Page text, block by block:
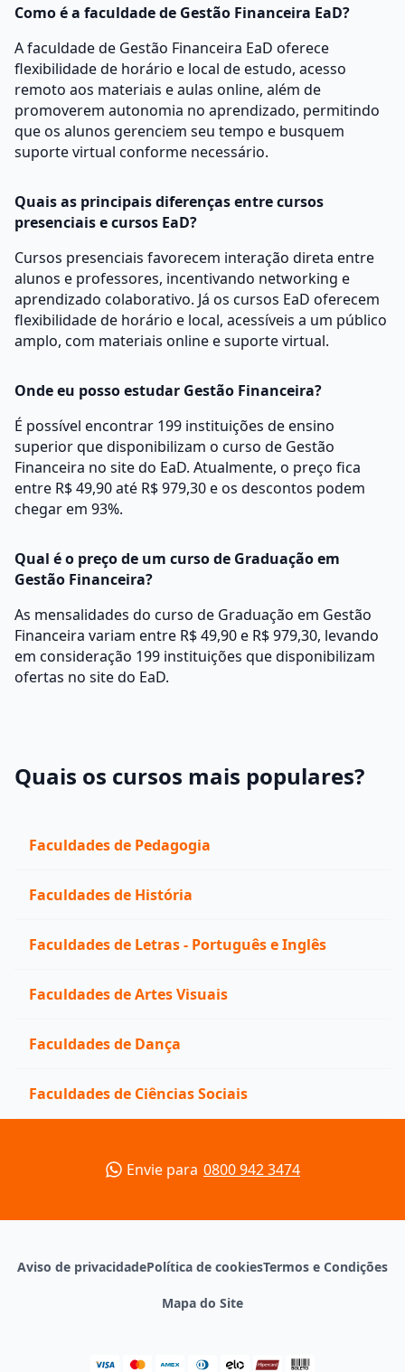
Como é a faculdade de Gestão Financeira EaD?
A faculdade de Gestão Financeira EaD oferece
flexibilidade de horário e local de estudo, acesso
remoto aos materiais e aulas online, além de
promoverem autonomia no aprendizado, permitindo
que os alunos gerenciem seu tempo e busquem
suporte virtual conforme necessário.
Quais as principais diferenças entre cursos
presenciais e cursos EaD?
Cursos presenciais favorecem interação direta entre
alunos e professores, incentivando networking e
aprendizado colaborativo. Já os cursos EaD oferecem
flexibilidade de horário e local, acessíveis a um público
amplo, com materiais online e suporte virtual.
Onde eu posso estudar Gestão Financeira?
É possível encontrar 199 instituições de ensino
superior que disponibilizam o curso de Gestão
Financeira no site do EaD. Atualmente, o preço fica
entre R$ 49,90 até R$ 979,30 e os descontos podem
chegar em 93%.
Qual é o preço de um curso de Graduação em
Gestão Financeira?
As mensalidades do curso de Graduação em Gestão
Financeira variam entre R$ 49,90 e R$ 979,30, levando
em consideração 199 instituições que disponibilizam
ofertas no site do EaD.
Quais os cursos mais populares?
Faculdades de Pedagogia
Faculdades de História
Faculdades de Letras - Português e Inglês
Faculdades de Artes Visuais
Faculdades de Dança
Faculdades de Ciências Sociais
Envie para 0800 942 3474
Aviso de privacidadePolítica de cookiesTermos e Condições
Mapa do Site